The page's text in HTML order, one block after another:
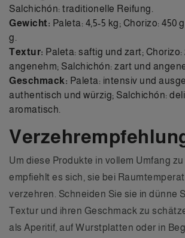
Salchichón: traditionelle Reifung.
Gewicht: Paleta: 4,5-5 kg; Chorizo: 450
g.
Textur: Paleta: saftig und zart; Chorizo:
angenehm; Salchichón: zart und
Geschmack: Paleta: intensiv und
authentisch und würzig; Salchichón:
aromatisch.
Um diese Produkte in vollem Umfang zu
empfiehlt es sich, sie bei
verzehren. Schneiden Sie sie in dünne
Textur und ihren Geschmack zu
als Aperitif, auf Wurstplatten oder in